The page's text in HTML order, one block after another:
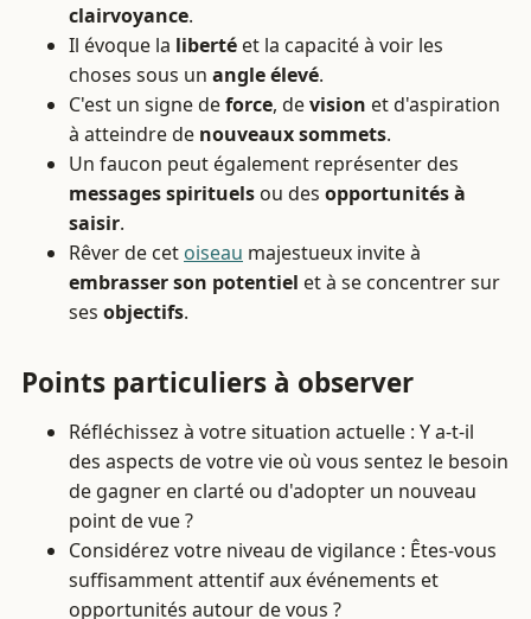
clairvoyance.
Il évoque la liberté et la capacité à voir les
choses sous un angle élevé.
C'est un signe deforce, devision et d'aspiration
à atteindre de nouveaux sommets.
Un faucon peut également représenter des
messages spirituels ou des opportunités à
saisir.
Rêver de cet oiseau majestueux invite à
embrasser son potentiel et à se concentrer sur
ses objectifs.
Points particuliers à observer
Réfléchissez à votre situation actuelle : Y a-t-il
des aspects de votre vie où vous sentez le besoin
de gagner en clarté ou d'adopter un nouveau
point de vue ?
Considérez votre niveau de vigilance : Êtes-vous
suffisamment attentif aux événements et
opportunités autour de vous ?